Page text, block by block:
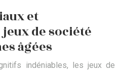
et
de société
âgées
indéniables, les jeux de